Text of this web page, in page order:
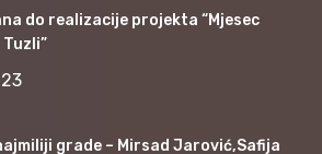
do realizacije projekta “Mjesec
grade – Mirsad Jarović,Safija